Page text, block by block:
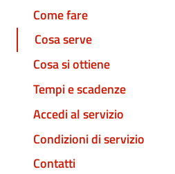
Come fare
Cosa serve
Cosa si ottiene
Tempi e scadenze
Accedi al servizio
Condizioni di servizio
Contatti